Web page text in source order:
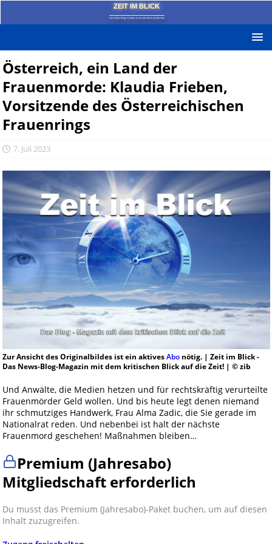
ZEIT IM BLICK
Das News-Blog mit dem kritischen Blick auf die Zeit!
Österreich, ein Land der
Frauenmorde: Klaudia Frieben,
Vorsitzende des Österreichischen
Frauenrings
7. Juli 2023
Zur Ansicht des Originalbildes ist ein aktivesAbonötig. | Zeit im Blick -
Das News-Blog-Magazin mit dem kritischen Blick auf die Zeit! | © zib
Und Anwälte, die Medien hetzen und für rechtskräftig verurteilte
Frauenmörder Geld wollen. Und bis heute legt denen niemand
ihr schmutziges Handwerk, Frau Alma Zadic, die Sie gerade im
Nationalrat reden. Und nebenbei ist halt der nächste
Frauenmord geschehen! Maßnahmen bleiben…
Premium (Jahresabo)
Mitgliedschaft erforderlich
Du musst das Premium (Jahresabo)-Paket buchen, um auf diesen
Inhalt zuzugreifen.